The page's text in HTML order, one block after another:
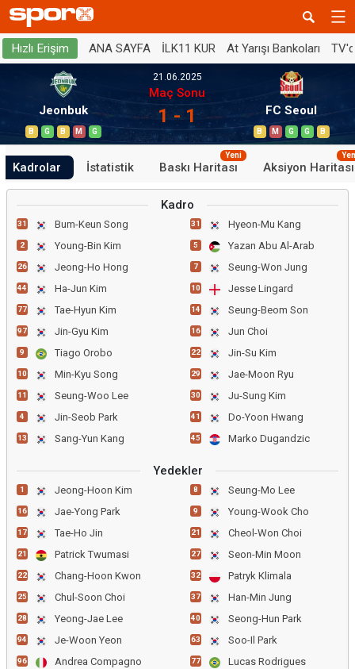
Hızlı Erişim ANA SAYFA İLK11 KUR At Yarışı Bankoları
Jeonbuk
B G B M G
21.06.2025
Maç Sonu
1 - 1 FC Seoul
B M G G B
Kadrolar İstatistik Baskı Haritası
Yeni
Aksiyon Haritası
Kadro
31 Bum-Keun Song
2 Young-Bin Kim
26 Jeong-Ho Hong
44 Ha-Jun Kim
77 Tae-Hyun Kim
97 Jin-Gyu Kim
9 Tiago Orobo
10 Min-Kyu Song
11 Seung-Woo Lee
4 Jin-Seob Park
13 Sang-Yun Kang
31 Hyeon-Mu Kang
5 Yazan Abu Al-Arab
7 Seung-Won Jung
10 Jesse Lingard
14 Seung-Beom Son
16 Jun Choi
22 Jin-Su Kim
29 Jae-Moon Ryu
30 Ju-Sung Kim
41 Do-Yoon Hwang
45 Marko Dugandzic
Yedekler
1 Jeong-Hoon Kim
16 Jae-Yong Park
17 Tae-Ho Jin
21 Patrick Twumasi
22 Chang-Hoon Kwon
25 Chul-Soon Choi
28 Yeong-Jae Lee
94 Je-Woon Yeon
96 Andrea Compagno
8 Seung-Mo Lee
9 Young-Wook Cho
21 Cheol-Won Choi
27 Seon-Min Moon
32 Patryk Klimala
37 Han-Min Jung
40 Seong-Hun Park
63 Soo-Il Park
77 Lucas Rodrigues